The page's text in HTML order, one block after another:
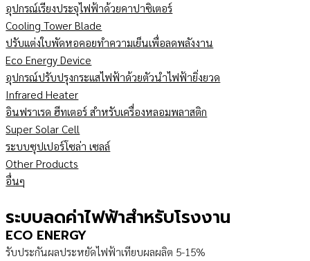
อุปกรณ์เรียงประจุไฟฟ้าด้วยคาปาซิเตอร์
Cooling Tower Blade
ปรับแต่งใบพัดหอคอยทำความเย็นเพื่อลดพลังงาน
Eco Energy Device
อุปกรณ์ปรับปรุงกระแสไฟฟ้าด้วยตัวนำไฟฟ้ายิ่งยวด
Infrared Heater
อินฟราเรด ฮีทเตอร์ สำหรับเครื่องหลอมพลาสติก
Super Solar Cell
ระบบซุปเปอร์โซล่า เซลล์
Other Products
อื่นๆ
ระบบลดค่าไฟฟ้าสำหรับโรงงาน
ECO ENERGY
รับประกันผลประหยัดไฟฟ้าเทียบผลผลิต 5-15%